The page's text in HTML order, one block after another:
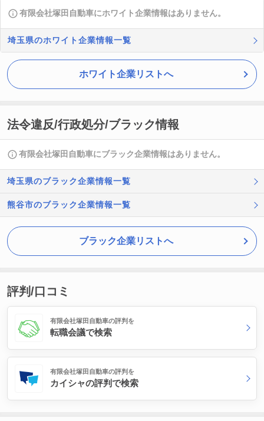
有限会社塚田自動車にホワイト企業情報はありません。
埼玉県のホワイト企業情報一覧
ホワイト企業リストへ
法令違反/行政処分/ブラック情報
有限会社塚田自動車にブラック企業情報はありません。
埼玉県のブラック企業情報一覧
熊谷市のブラック企業情報一覧
ブラック企業リストへ
評判/口コミ
有限会社塚田自動車の評判を
転職会議で検索
有限会社塚田自動車の評判を
カイシャの評判で検索